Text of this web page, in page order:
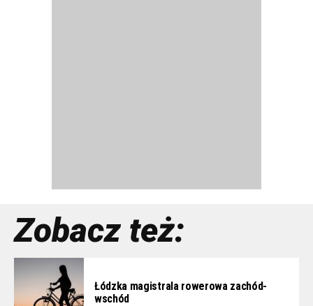
Zobacz też:
Łódzka magistrala rowerowa zachód-
wschód